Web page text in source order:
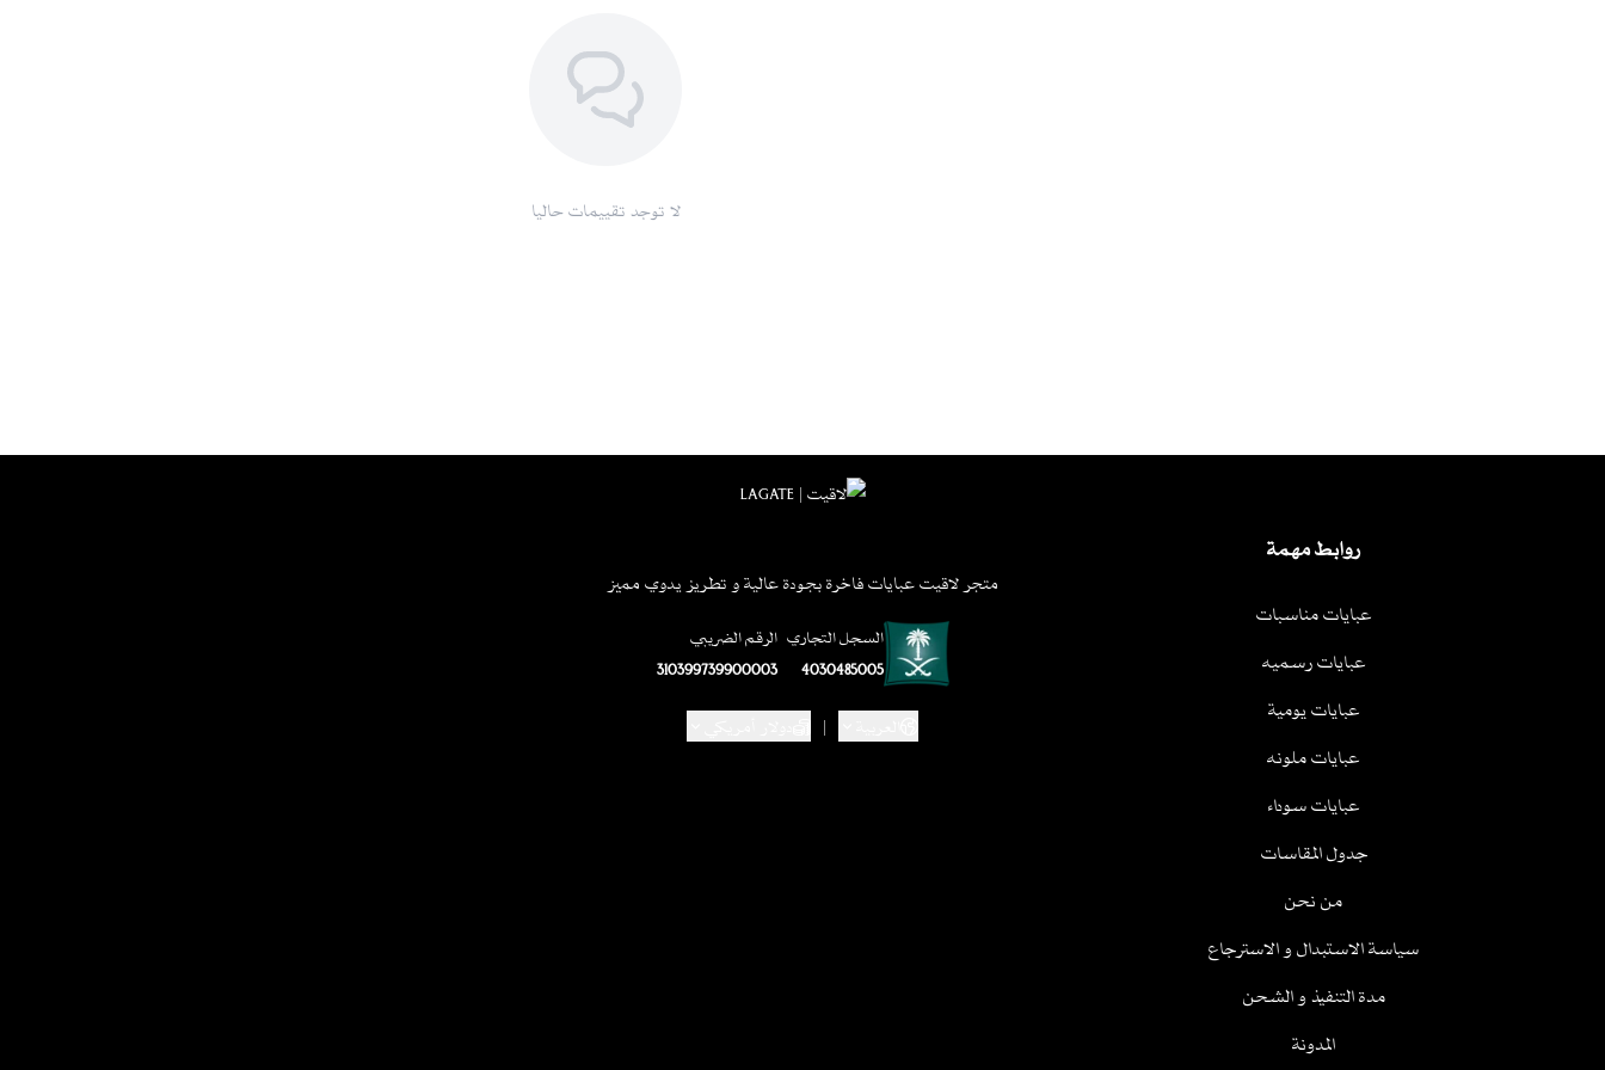
لا توجد تقييمات حاليا
روابط مهمة
عبايات مناسبات
عبايات رسميه
عبايات يومية
عبايات ملونه
عبايات سوداء
جدول المقاسات
من نحن
سياسة الاستبدال و الاسترجاع
مدة التنفيذ و الشحن
المدونة
متجر لاقيت عبايات فاخرة بجودة عالية و تطريز يدوي مميز
السجل التجاري
4030485005
الرقم الضريبي
310399739900003
|